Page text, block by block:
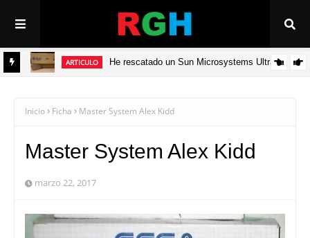
ARTICULO He rescatado un Sun Microsystems Ultra 5
Inicio Ficha Master System Alex Kidd
Master System Alex Kidd
marzo 22, 2017